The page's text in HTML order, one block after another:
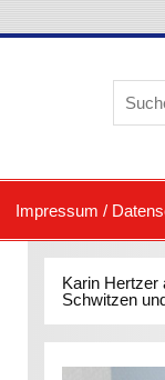
Impressum /
Karin Hertzer
Schwitzen